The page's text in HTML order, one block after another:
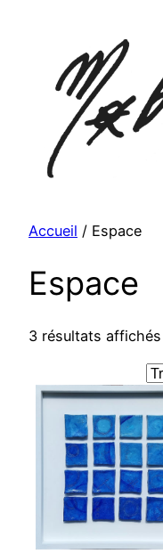
Accueil / Espace
Espace
3 résultats affichés